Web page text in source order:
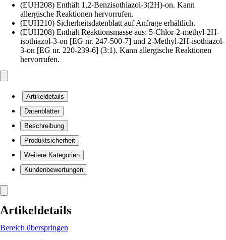
(EUH208) Enthält 1,2-Benzisothiazol-3(2H)-on. Kann
allergische Reaktionen hervorrufen.
(EUH210) Sicherheitsdatenblatt auf Anfrage erhältlich.
(EUH208) Enthält Reaktionsmasse aus: 5-Chlor-2-methyl-2H-
isothiazol-3-on [EG nr. 247-500-7] und 2-Methyl-2H-isothiazol-
3-on [EG nr. 220-239-6] (3:1). Kann allergische Reaktionen
hervorrufen.
Artikeldetails
Datenblätter
Beschreibung
Produktsicherheit
Weitere Kategorien
Kundenbewertungen
Artikeldetails
Bereich überspringen